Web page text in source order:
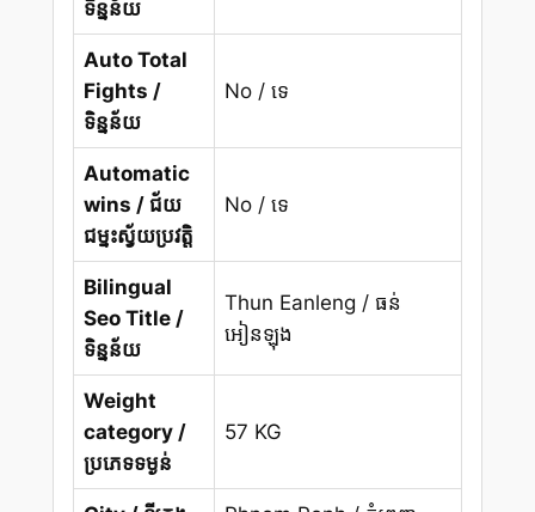
ទិន្នន័យ
Auto Total
Fights /
ទិន្នន័យ
No / ទេ
Automatic
wins / ជ័យ
ជម្នះស្វ័យប្រវត្តិ
No / ទេ
Bilingual
Seo Title /
ទិន្នន័យ
Thun Eanleng / ធន់
អៀនឡុង
Weight
category /
ប្រភេទទម្ងន់
57 KG